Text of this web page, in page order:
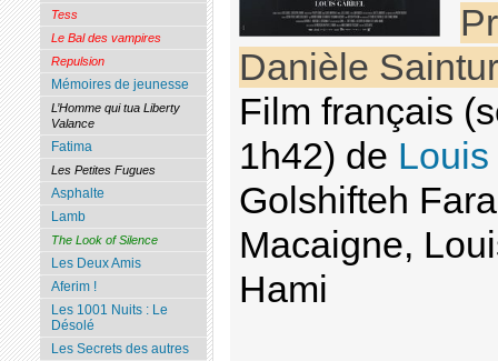
Danièle
Film français
1h42) de
Golshifteh
Macaigne,
Hami
Tess
Le Bal des vampires
Repulsion
Mémoires de jeunesse
L’Homme qui tua Liberty
Valance
Fatima
Les Petites Fugues
Asphalte
Lamb
The Look of Silence
Les Deux Amis
Aferim !
Les 1001 Nuits : Le
Désolé
Les Secrets des autres